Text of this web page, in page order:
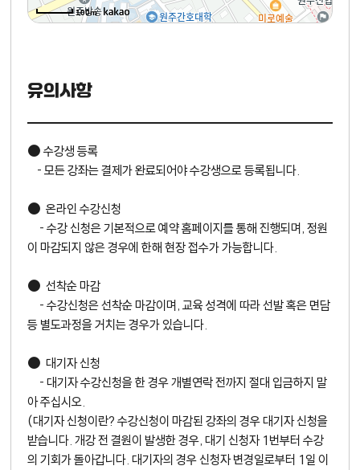
100m
유의사항
● 수강생 등록
- 모든 강좌는 결제가 완료되어야 수강생으로 등록됩니다.
● 온라인 수강신청
- 수강 신청은 기본적으로 예약 홈페이지를 통해 진행되며, 정원
이 마감되지 않은 경우에 한해 현장 접수가 가능합니다.
● 선착순 마감
- 수강신청은 선착순 마감이며, 교육 성격에 따라 선발 혹은 면담
등 별도과정을 거치는 경우가 있습니다.
● 대기자 신청
- 대기자 수강신청을 한 경우 개별연락 전까지 절대 입금하지 말
아 주십시오.
(대기자 신청이란? 수강신청이 마감된 강좌의 경우 대기자 신청을
받습니다. 개강 전 결원이 발생한 경우, 대기 신청자 1번부터 수강
의 기회가 돌아갑니다. 대기자의 경우 신청자 변경일로부터 1일 이